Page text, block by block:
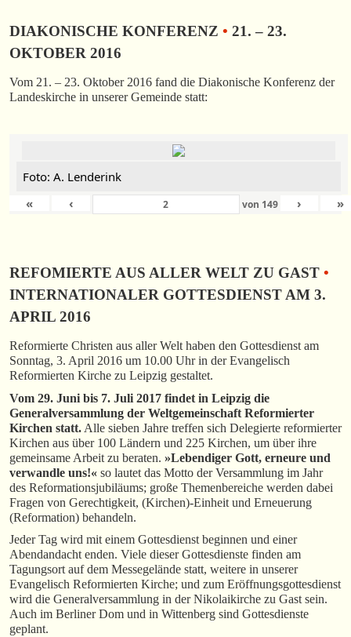
DIAKONISCHE KONFERENZ • 21. – 23.
OKTOBER 2016
Vom 21. – 23. Oktober 2016 fand die Diakonische Konferenz der
Landeskirche in unserer Gemeinde statt:
Foto: A. Lenderink
«
‹ von 149 › »
REFOMIERTE AUS ALLER WELT ZU GAST •
INTERNATIONALER GOTTESDIENST AM 3.
APRIL 2016
Reformierte Christen aus aller Welt haben den Gottesdienst am
Sonntag, 3. April 2016 um 10.00 Uhr in der Evangelisch
Reformierten Kirche zu Leipzig gestaltet.
Vom 29. Juni bis 7. Juli 2017 findet in Leipzig die
Generalversammlung der Weltgemeinschaft Reformierter
Kirchen statt. Alle sieben Jahre treffen sich Delegierte reformierter
Kirchen aus über 100 Ländern und 225 Kirchen, um über ihre
gemeinsame Arbeit zu beraten. »Lebendiger Gott, erneure und
verwandle uns!« so lautet das Motto der Versammlung im Jahr
des Reformationsjubiläums; große Themenbereiche werden dabei
Fragen von Gerechtigkeit, (Kirchen)-Einheit und Erneuerung
(Reformation) behandeln.
Jeder Tag wird mit einem Gottesdienst beginnen und einer
Abendandacht enden. Viele dieser Gottesdienste finden am
Tagungsort auf dem Messegelände statt, weitere in unserer
Evangelisch Reformierten Kirche; und zum Eröffnungsgottesdienst
wird die Generalversammlung in der Nikolaikirche zu Gast sein.
Auch im Berliner Dom und in Wittenberg sind Gottesdienste
geplant.